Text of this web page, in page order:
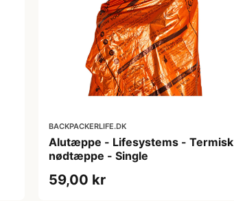
BACKPACKERLIFE.DK
Alutæppe - Lifesystems - Termisk
nødtæppe - Single
59,00 kr